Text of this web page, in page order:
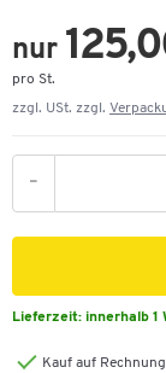
nur
pro St.
zzgl. USt. zzgl.
-
Lieferzeit: innerhalb 1
Kauf auf